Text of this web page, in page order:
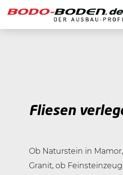
Laminat
Malern
Putzen
Fliesen
Fliesen
Ob Naturstein in
Granit, ob